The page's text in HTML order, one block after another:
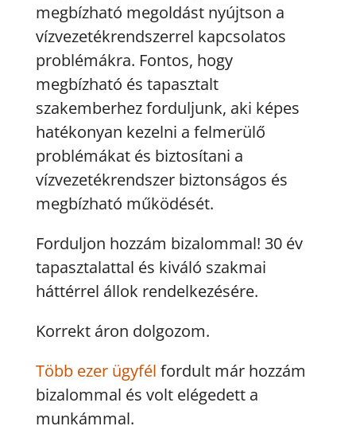
megbízható megoldást nyújtson a
vízvezetékrendszerrel kapcsolatos
problémákra. Fontos, hogy
megbízható és tapasztalt
szakemberhez forduljunk, aki képes
hatékonyan kezelni a felmerülő
problémákat és biztosítani a
vízvezetékrendszer biztonságos és
megbízható működését.
Forduljon hozzám bizalommal! 30 év
tapasztalattal és kiváló szakmai
háttérrel állok rendelkezésére.
Korrekt áron dolgozom.
Több ezer ügyfél fordult már hozzám
bizalommal és volt elégedett a
munkámmal.